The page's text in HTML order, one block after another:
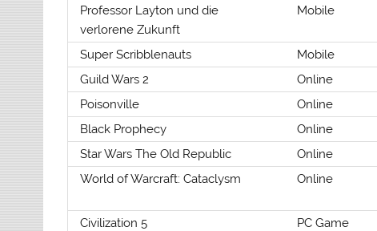
Professor Layton und die
verlorene Zukunft
Mobile
Super Scribblenauts Mobile
Guild Wars 2
Online
Poisonville
Online
Black Prophecy
Online
Star Wars The Old Republic
Online
World of Warcraft: Cataclysm
Online
Civilization 5 PC Game